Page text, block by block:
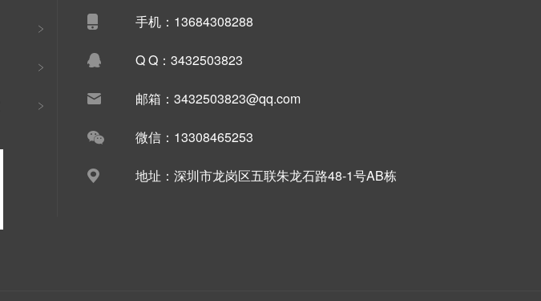
手机：13684308288
Q Q：3432503823
邮箱：3432503823@qq.com
微信：13308465253
地址：深圳市龙岗区五联朱龙石路48-1号AB栋